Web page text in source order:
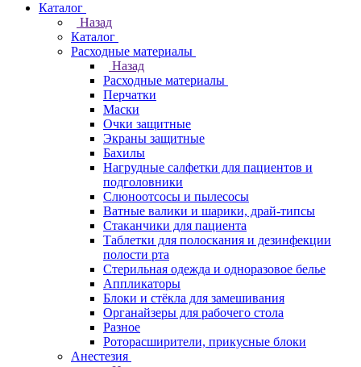
Каталог
Назад
Каталог
Расходные материалы
Назад
Расходные материалы
Перчатки
Маски
Очки защитные
Экраны защитные
Бахилы
Нагрудные салфетки для пациентов и
подголовники
Слюноотсосы и пылесосы
Ватные валики и шарики, драй-типсы
Стаканчики для пациента
Таблетки для полоскания и дезинфекции
полости рта
Стерильная одежда и одноразовое белье
Аппликаторы
Блоки и стёкла для замешивания
Органайзеры для рабочего стола
Разное
Роторасширители, прикусные блоки
Анестезия